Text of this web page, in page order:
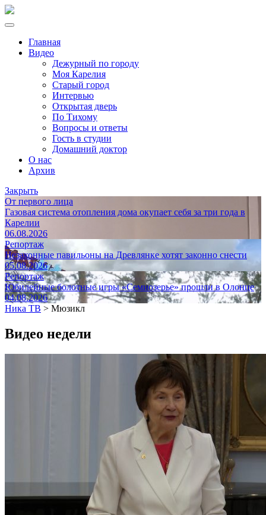
Главная
Видео
Дежурный по городу
Моя Карелия
Старый город
Интервью
Открытая дверь
По Тихому
Вопросы и ответы
Гость в студии
Домашний доктор
О нас
Архив
Закрыть
От первого лица
Газовая система отопления дома окупает себя за три года в
Карелии
06.08.2026
Репортаж
Незаконные павильоны на Древлянке хотят законно снести
05.08.2026
Репортаж
Юбилейные болотные игры «Семиозерье» прошли в Олонце
04.08.2026
Ника ТВ > Мюзикл
Видео недели